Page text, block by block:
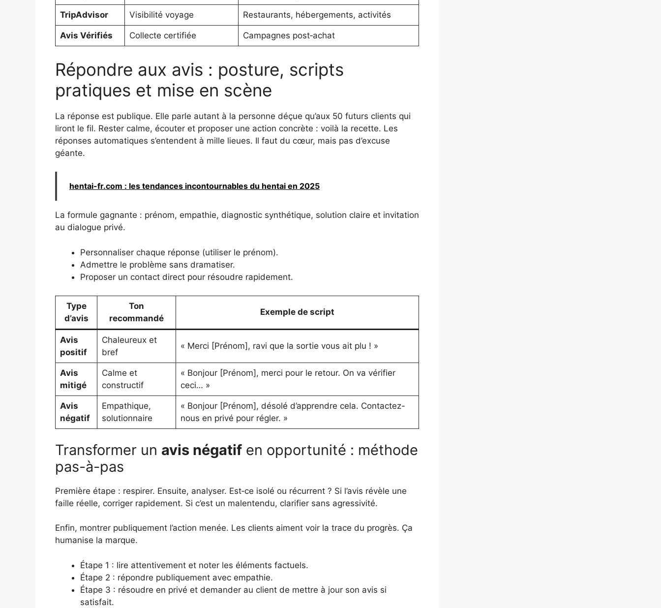
TripAdvisor Visibilité voyage Restaurants, hébergements, activités
Avis Vérifiés Collecte certifiée Campagnes post‑achat
Répondre aux avis : posture, scripts
pratiques et mise en scène
La réponse est publique. Elle parle autant à la personne déçue qu’aux 50 futurs clients qui
liront le fil. Rester calme, écouter et proposer une action concrète : voilà la recette. Les
réponses automatiques s’entendent à mille lieues. Il faut du cœur, mais pas d’excuse
géante.
hentai-fr.com : les tendances incontournables du hentai en 2025
La formule gagnante : prénom, empathie, diagnostic synthétique, solution claire et invitation
au dialogue privé.
Personnaliser chaque réponse (utiliser le prénom).
Admettre le problème sans dramatiser.
Proposer un contact direct pour résoudre rapidement.
Type
d’avis
Ton
recommandé
Exemple de script
Avis
positif
Chaleureux et
bref
« Merci [Prénom], ravi que la sortie vous ait plu ! »
Avis
mitigé
Calme et
constructif
« Bonjour [Prénom], merci pour le retour. On va vérifier
ceci… »
Avis
négatif
Empathique,
solutionnaire
« Bonjour [Prénom], désolé d’apprendre cela. Contactez-
nous en privé pour régler. »
Transformer un avis négatif en opportunité : méthode
pas-à-pas
Première étape : respirer. Ensuite, analyser. Est‑ce isolé ou récurrent ? Si l’avis révèle une
faille réelle, corriger rapidement. Si c’est un malentendu, clarifier sans agressivité.
Enfin, montrer publiquement l’action menée. Les clients aiment voir la trace du progrès. Ça
humanise la marque.
Étape 1 : lire attentivement et noter les éléments factuels.
Étape 2 : répondre publiquement avec empathie.
Étape 3 : résoudre en privé et demander au client de mettre à jour son avis si
satisfait.